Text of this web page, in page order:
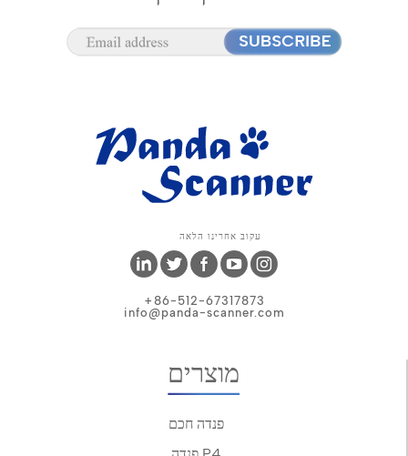
עקוב אחרינו הלאה
+86-512-67317873
info@panda-scanner.com
מוצרים
פנדה חכם